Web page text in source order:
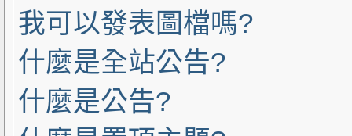
我可以發表圖檔嗎?
什麼是全站公告?
什麼是公告?